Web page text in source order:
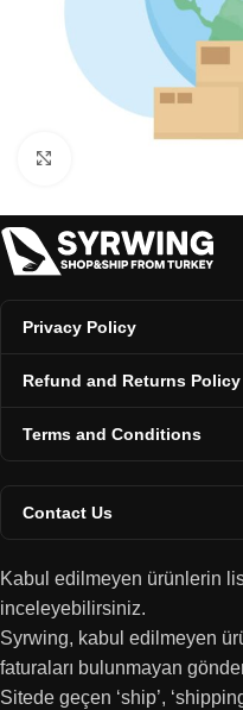
Privacy Policy
Refund and Returns Policy
Terms and Conditions
Contact Us
Kabul edilmeyen ürünlerin
inceleyebilirsiniz.
Syrwing, kabul edilmeyen
faturaları bulunmayan
Sitede geçen ‘ship’,